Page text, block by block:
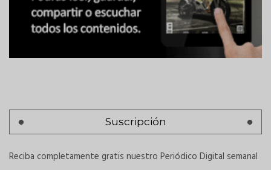
Suscripción
Reciba completamente gratis nuestro Periódico Digital semanal